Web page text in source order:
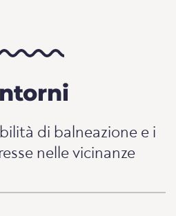
di balneazione e i
nelle vicinanze